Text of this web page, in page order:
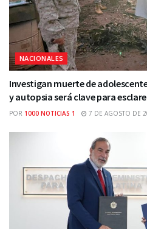
NACIONALES
Investigan muerte de
y autopsia será clave para
POR 1000 NOTICIAS 1 7 DE AGOSTO DE